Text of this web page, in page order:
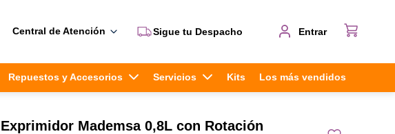
Central de Atención Sigue tu Despacho Entrar
Repuestos y Accesorios Servicios Kits Los más vendidos
Exprimidor Mademsa 0,8L con Rotación